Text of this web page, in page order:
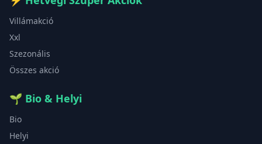
Villámakció
Xxl
Szezonális
Összes akció
🌱 Bio & Helyi
Bio
Helyi